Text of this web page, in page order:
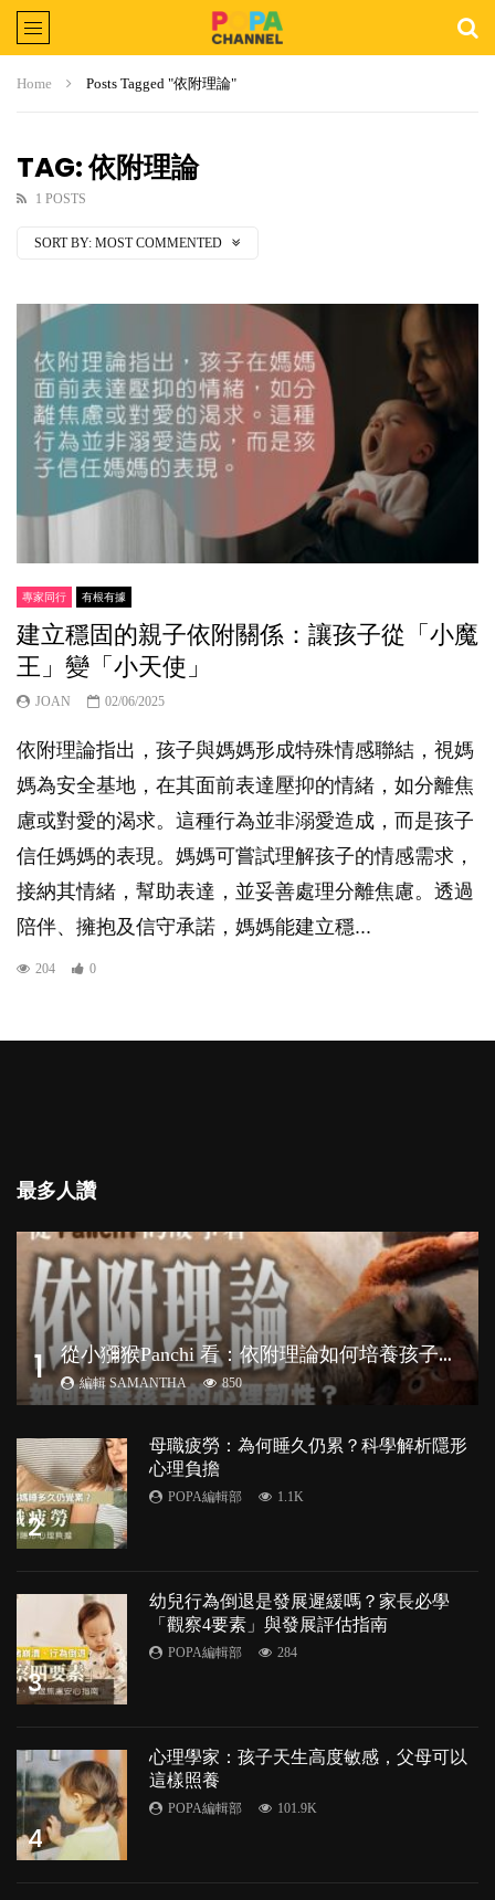
Home Posts Tagged "依附理論"
TAG: 依附理論
1 POSTS
SORT BY: MOST COMMENTED
專家同行 有根有據
建立穩固的親子依附關係：讓孩子從「小魔
王」變「小天使」
JOAN 02/06/2025
依附理論指出，孩子與媽媽形成特殊情感聯結，視媽
媽為安全基地，在其面前表達壓抑的情緒，如分離焦
慮或對愛的渴求。這種行為並非溺愛造成，而是孩子
信任媽媽的表現。媽媽可嘗試理解孩子的情感需求，
接納其情緒，幫助表達，並妥善處理分離焦慮。透過
陪伴、擁抱及信守承諾，媽媽能建立穩...
204 0
最多人讚
1 從
小獼猴Panchi 看：依附理論如何培養孩子心理韌性？
編輯 SAMANTHA 850
2
母職疲勞：為何睡久仍累？科學解析隱形
心理負擔
POPA編輯部 1.1K
3
幼兒行為倒退是發展遲緩嗎？家長必學
「觀察4要素」與發展評估指南
POPA編輯部 284
4
心理學家：孩子天生高度敏感，父母可以
這樣照養
POPA編輯部 101.9K